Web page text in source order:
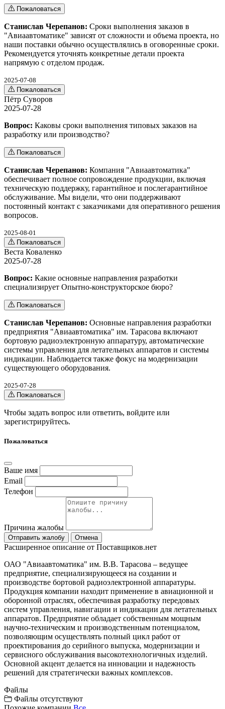
Пожаловаться
Станислав Черепанов: Сроки выполнения заказов в
"Авиаавтоматике" зависят от сложности и объема проекта, но
наши поставки обычно осуществлялись в оговоренные сроки.
Рекомендуется уточнять конкретные детали проекта
напрямую с отделом продаж.
2025-07-08
Пожаловаться
Пётр Суворов
2025-07-28
Вопрос: Каковы сроки выполнения типовых заказов на
разработку или производство?
Пожаловаться
Станислав Черепанов: Компания "Авиаавтоматика"
обеспечивает полное сопровождение продукции, включая
техническую поддержку, гарантийное и послегарантийное
обслуживание. Мы видели, что они поддерживают
постоянный контакт с заказчиками для оперативного решения
вопросов.
2025-08-01
Пожаловаться
Веста Коваленко
2025-07-28
Вопрос: Какие основные направления разработки
специализирует Опытно-конструкторское бюро?
Пожаловаться
Станислав Черепанов: Основные направления разработки
предприятия "Авиаавтоматика" им. Тарасова включают
бортовую радиоэлектронную аппаратуру, автоматические
системы управления для летательных аппаратов и системы
индикации. Наблюдается также фокус на модернизации
существующего оборудования.
2025-07-28
Пожаловаться
Чтобы задать вопрос или ответить, войдите или
зарегистрируйтесь.
Пожаловаться
Ваше имя
Email
Телефон
Причина жалобы
Отправить жалобу Отмена
Расширенное описание от Поставщиков.нет
ОАО "Авиаавтоматика" им. В.В. Тарасова – ведущее
предприятие, специализирующееся на создании и
производстве бортовой радиоэлектронной аппаратуры.
Продукция компании находит применение в авиационной и
оборонной отраслях, обеспечивая разработку передовых
систем управления, навигации и индикации для летательных
аппаратов. Предприятие обладает собственным мощным
научно-техническим и производственным потенциалом,
позволяющим осуществлять полный цикл работ от
проектирования до серийного выпуска, модернизации и
сервисного обслуживания высокотехнологичных изделий.
Основной акцент делается на инновации и надежность
решений для стратегически важных комплексов.
Файлы
Файлы отсутствуют